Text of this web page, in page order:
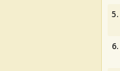
5.
6.